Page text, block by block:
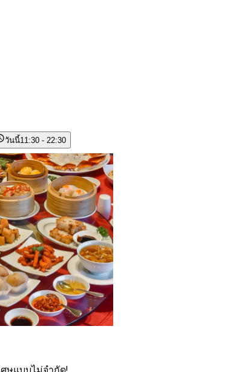
วันนี้11:30 - 22:30